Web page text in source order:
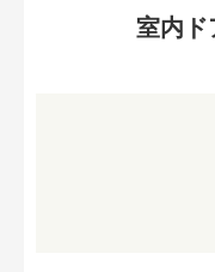
室内ド